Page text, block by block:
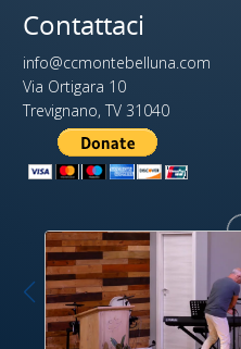
Contattaci
info@ccmontebelluna.com
Via Ortigara 10
Trevignano, TV 31040